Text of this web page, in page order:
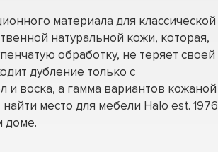
материала для классической
натуральной кожи, которая,
обработку, не теряет своей
дубление только с
и воска, а гамма вариантов кожаной
место для мебели Halo est. 1976
доме.